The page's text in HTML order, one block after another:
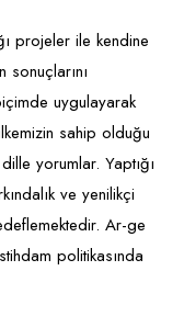
projeler ile kendine
sonuçlarını
uygulayarak
sahip olduğu
yorumlar. Yaptığı
ve yenilikçi
Ar-ge
politikasında